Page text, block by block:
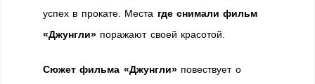
успех в прокате. Места где снимали фильм
«Джунгли» поражают своей красотой.
Сюжет фильма «Джунгли»повествует о